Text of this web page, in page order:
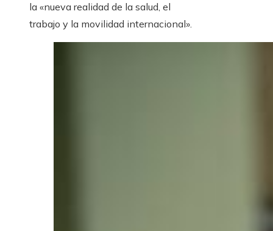
la «nueva realidad de la salud, el
trabajo y la movilidad internacional».